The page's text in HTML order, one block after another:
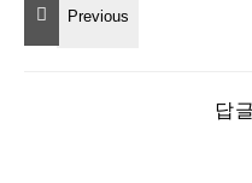
답